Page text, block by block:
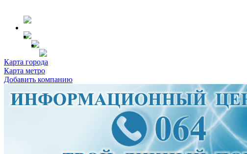
Карта города
Карта метро
Добавить компанию